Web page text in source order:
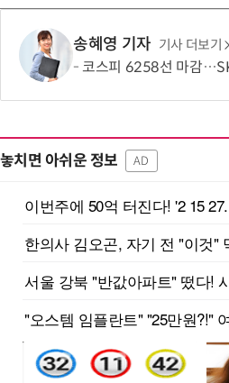
송혜영 기자 기사 더보기
코스피 6258선 마감…SK
놓치면 아쉬운 정보 AD